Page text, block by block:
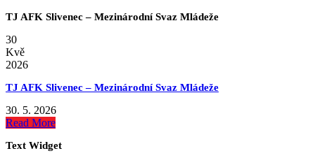
TJ AFK Slivenec – Mezinárodní Svaz Mládeže
30
Kvě
2026
TJ AFK Slivenec – Mezinárodní Svaz Mládeže
30. 5. 2026
Read More
Text Widget